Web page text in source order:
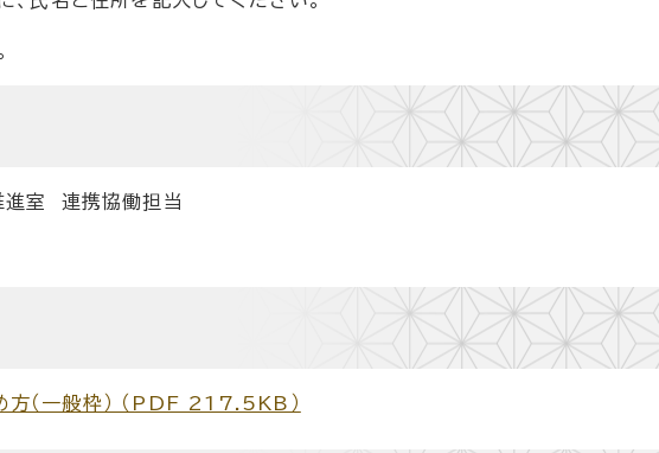
進室 連携協働担当
方（一般枠） （PDF 217.5KB）